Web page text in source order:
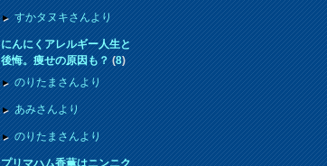
すかタヌキさんより
にんにくアレルギー人生と
後悔。痩せの原因も？(8)
のりたまさんより
あみさんより
のりたまさんより